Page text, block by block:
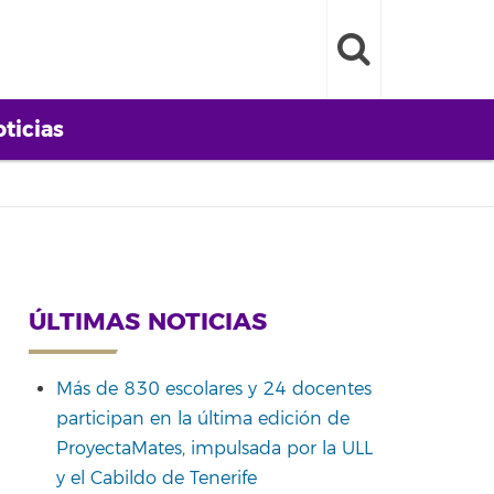
ÚLTIMAS NOTICIAS
Más de 830 escolares y 24 docentes
participan en la última edición de
ProyectaMates, impulsada por la ULL
y el Cabildo de Tenerife